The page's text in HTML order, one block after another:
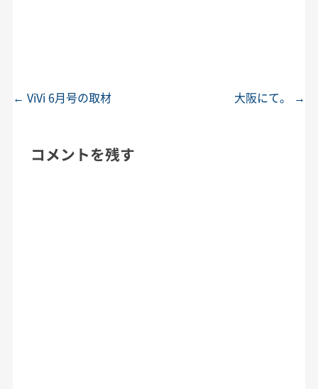
投稿ナビゲーション
← ViVi 6月号の取材 大阪にて。 →
コメントを残す